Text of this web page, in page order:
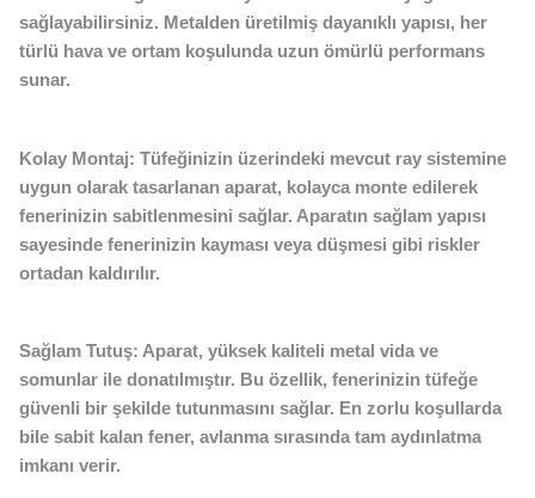
sağlayabilirsiniz. Metalden üretilmiş dayanıklı yapısı, her
türlü hava ve ortam koşulunda uzun ömürlü performans
sunar.
Kolay Montaj: Tüfeğinizin üzerindeki mevcut ray sistemine
uygun olarak tasarlanan aparat, kolayca monte edilerek
fenerinizin sabitlenmesini sağlar. Aparatın sağlam yapısı
sayesinde fenerinizin kayması veya düşmesi gibi riskler
ortadan kaldırılır.
Sağlam Tutuş: Aparat, yüksek kaliteli metal vida ve
somunlar ile donatılmıştır. Bu özellik, fenerinizin tüfeğe
güvenli bir şekilde tutunmasını sağlar. En zorlu koşullarda
bile sabit kalan fener, avlanma sırasında tam aydınlatma
imkanı verir.